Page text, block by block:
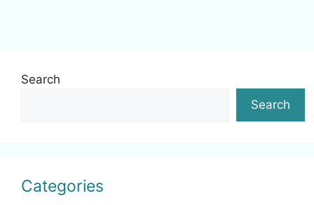
Search
Search
Categories